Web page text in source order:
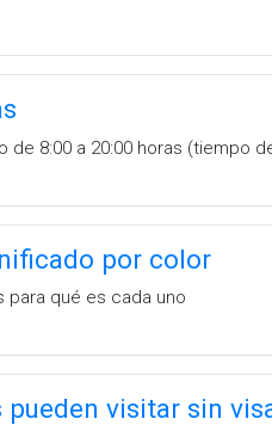
de 8:00 a 20:00 horas (tiempo
por color
para qué es cada uno
pueden visitar sin